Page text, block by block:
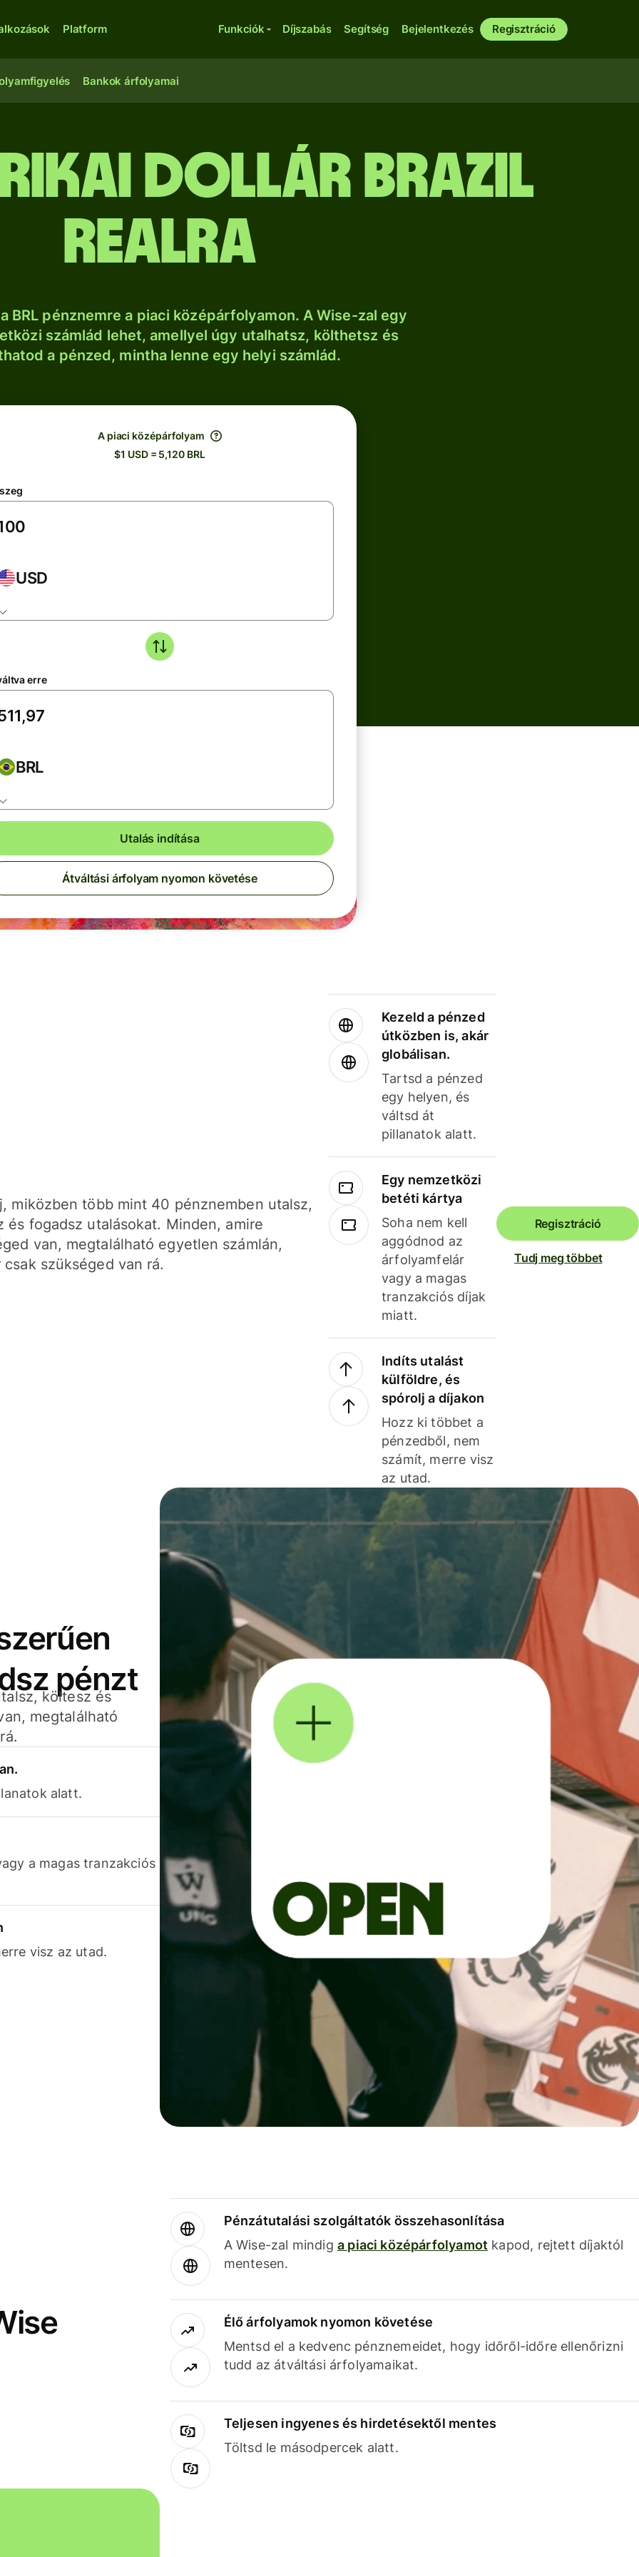
Platform Funkciók Díjszabás Segítség Bejelentkezés Regisztráció
Bankok árfolyamai
dollár brazil
realra
BRL pénznemre a piaci középárfolyamon. A Wise-zal egy
számlád lehet, amellyel úgy utalhatsz, költhetsz és
a pénzed, mintha lenne egy helyi számlád.
A piaci középárfolyam
$1 USD = 5,120 BRL
USD
erre
BRL
Utalás indítása
Átváltási árfolyam nyomon követése
miközben több mint 40 pénznemben utalsz,
és fogadsz utalásokat. Minden, amire
van, megtalálható egyetlen számlán,
csak szükséged van rá.
Kezeld a pénzed
útközben is, akár
globálisan.
Tartsd a pénzed
egy helyen, és
váltsd át
pillanatok alatt.
Egy nemzetközi
betéti kártya
Soha nem kell
aggódnod az
árfolyamfelár
vagy a magas
tranzakciós díjak
miatt.
Indíts utalást
külföldre, és
spórolj a díjakon
Hozz ki többet a
pénzedből, nem
számít, merre visz
az utad.
Regisztráció
Tudj meg többet
pénzt
költesz és
megtalálható
alatt.
a magas tranzakciós
visz az utad.
Pénzátutalási szolgáltatók összehasonlítása
A Wise-zal mindig a piaci középárfolyamot kapod, rejtett díjaktól
mentesen.
Élő árfolyamok nyomon követése
Mentsd el a kedvenc pénznemeidet, hogy időről-időre ellenőrizni
tudd az átváltási árfolyamaikat.
Teljesen ingyenes és hirdetésektől mentes
Töltsd le másodpercek alatt.